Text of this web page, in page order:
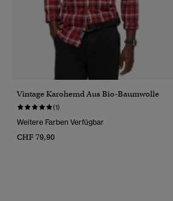
Vintage Karohemd Aus Bio-Baumwolle
(1)
Weitere Farben Verfügbar
CHF 79,90